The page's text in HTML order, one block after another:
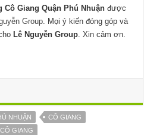
Giang Quận Phú Nhuận được
Group. Mọi ý kiến đóng góp và
Lê Nguyễn Group. Xin cảm ơn.
NHUẬN
CÔ GIANG
GIANG